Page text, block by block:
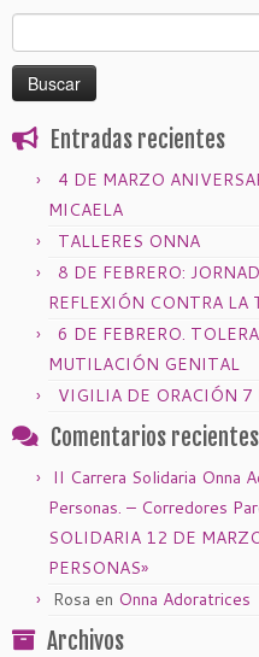
Entradas recientes
4 DE MARZO
MICAELA
TALLERES ONNA
8 DE FEBRERO:
REFLEXIÓN CONTRA LA
6 DE FEBRERO.
MUTILACIÓN GENITAL
VIGILIA DE ORACIÓN 7
Comentarios recientes
II Carrera Solidaria Onna
Personas. – Corredores
SOLIDARIA 12 DE
PERSONAS»
Rosa en Onna Adoratrices
Archivos